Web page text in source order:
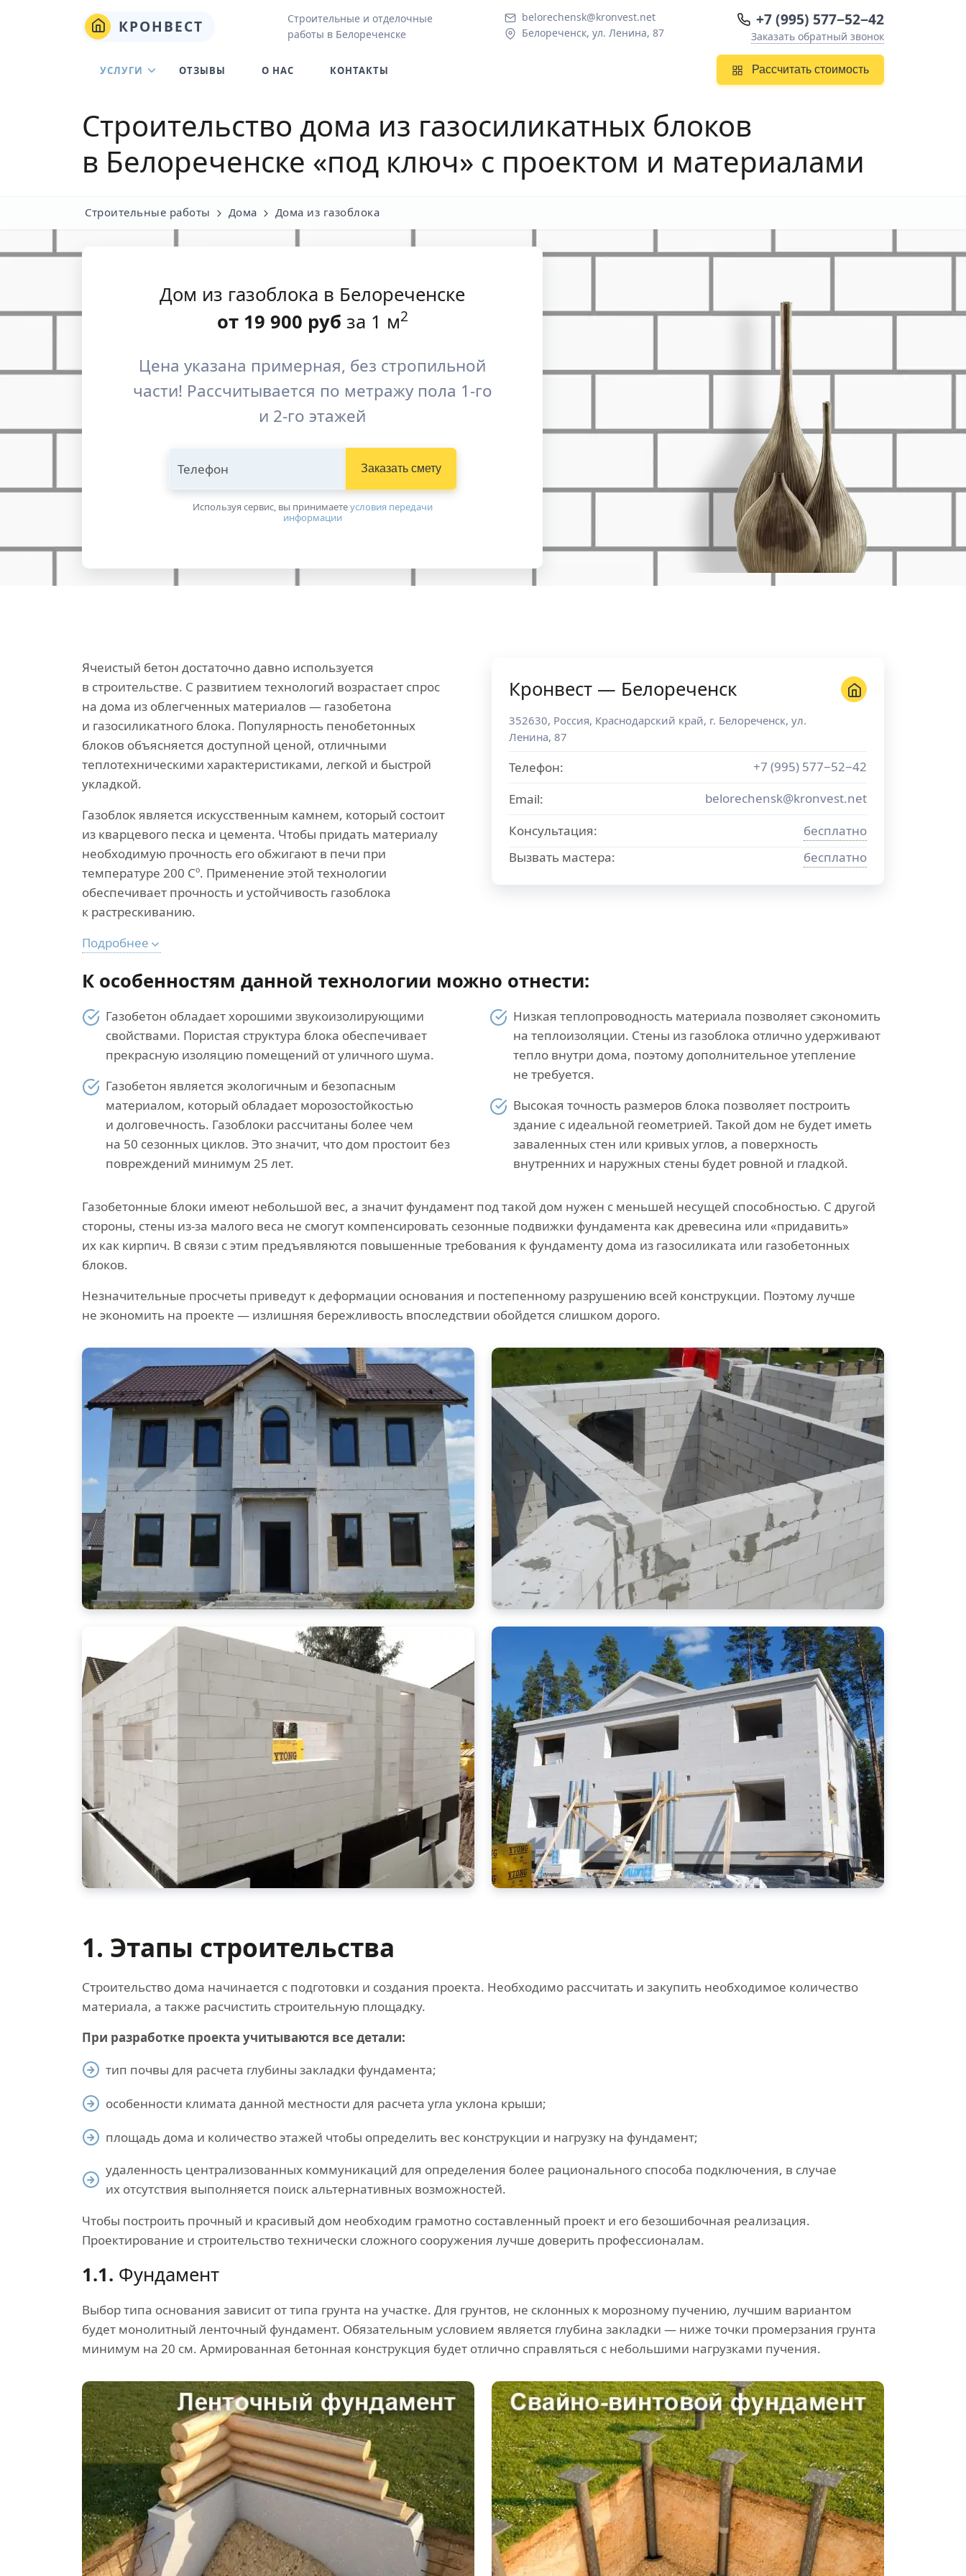
КРОНВЕСТ
Строительные и отделочные
работы в Белореченске
belorechensk@kronvest.net
Белореченск, ул. Ленина, 87
+7 (995) 577−52−42
Заказать обратный звонок
Рассчитать стоимость
УСЛУГИ ОТЗЫВЫ О НАС КОНТАКТЫ
Строительство дома из газосиликатных блоков
в Белореченске «под ключ» с проектом и материалами
Строительные работы Дома Дома из газоблока
Дом из газоблока в Белореченске
от 19 900 руб за 1 м2
Цена указана примерная, без стропильной
части! Рассчитывается по метражу пола 1-го
и 2-го этажей
Телефон Заказать смету
Используя сервис, вы принимаетeусловия передачи
информации
Ячеистый бетон достаточно давно используется
в строительстве. С развитием технологий возрастает спрос
на дома из облегченных материалов — газобетона
и газосиликатного блока. Популярность пенобетонных
блоков объясняется доступной ценой, отличными
теплотехническими характеристиками, легкой и быстрой
укладкой.
Газоблок является искусственным камнем, который состоит
из кварцевого песка и цемента. Чтобы придать материалу
необходимую прочность его обжигают в печи при
температуре 200 Сº. Применение этой технологии
обеспечивает прочность и устойчивость газоблока
к растрескиванию.
Подробнее
Кронвест — Белореченск
352630, Россия, Краснодарский край, г. Белореченск, ул.
Ленина, 87
Телефон:
+7 (995) 577−52−42
Email:
belorechensk@kronvest.net
Консультация:
бесплатно
Вызвать мастера:
бесплатно
К особенностям данной технологии можно отнести:
Газобетон обладает хорошими звукоизолирующими
свойствами. Пористая структура блока обеспечивает
прекрасную изоляцию помещений от уличного шума.
Газобетон является экологичным и безопасным
материалом, который обладает морозостойкостью
и долговечность. Газоблоки рассчитаны более чем
на 50 сезонных циклов. Это значит, что дом простоит без
повреждений минимум 25 лет.
Низкая теплопроводность материала позволяет сэкономить
на теплоизоляции. Стены из газоблока отлично удерживают
тепло внутри дома, поэтому дополнительное утепление
не требуется.
Высокая точность размеров блока позволяет построить
здание с идеальной геометрией. Такой дом не будет иметь
заваленных стен или кривых углов, а поверхность
внутренних и наружных стены будет ровной и гладкой.
Газобетонные блоки имеют небольшой вес, а значит фундамент под такой дом нужен с меньшей несущей способностью. С другой
стороны, стены из-за малого веса не смогут компенсировать сезонные подвижки фундамента как древесина или «придавить»
их как кирпич. В связи с этим предъявляются повышенные требования к фундаменту дома из газосиликата или газобетонных
блоков.
Незначительные просчеты приведут к деформации основания и постепенному разрушению всей конструкции. Поэтому лучше
не экономить на проекте — излишняя бережливость впоследствии обойдется слишком дорого.
1. Этапы строительства
Строительство дома начинается с подготовки и создания проекта. Необходимо рассчитать и закупить необходимое количество
материала, а также расчистить строительную площадку.
При разработке проекта учитываются все детали:
тип почвы для расчета глубины закладки фундамента;
особенности климата данной местности для расчета угла уклона крыши;
площадь дома и количество этажей чтобы определить вес конструкции и нагрузку на фундамент;
удаленность централизованных коммуникаций для определения более рационального способа подключения, в случае
их отсутствия выполняется поиск альтернативных возможностей.
Чтобы построить прочный и красивый дом необходим грамотно составленный проект и его безошибочная реализация.
Проектирование и строительство технически сложного сооружения лучше доверить профессионалам.
1.1. Фундамент
Выбор типа основания зависит от типа грунта на участке. Для грунтов, не склонных к морозному пучению, лучшим вариантом
будет монолитный ленточный фундамент. Обязательным условием является глубина закладки — ниже точки промерзания грунта
минимум на 20 см. Армированная бетонная конструкция будет отлично справляться с небольшими нагрузками пучения.